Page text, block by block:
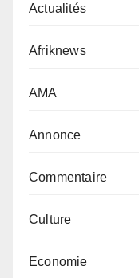
Actualités
Afriknews
AMA
Annonce
Commentaire
Culture
Economie